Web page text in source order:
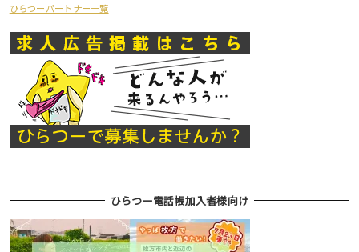
ひらつーパートナー一覧
ひらつー電話帳加入者様向け